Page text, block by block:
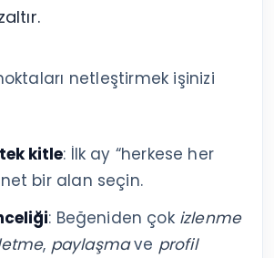
netleştirmek işinizi
kitle: İlk ay “herkese her
bir alan seçin.
: Beğeniden çok izlenme
, paylaşmave profil